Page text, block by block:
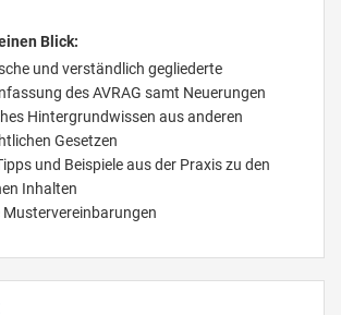
Blick:
und verständlich gegliederte
des AVRAG samt Neuerungen
Hintergrundwissen aus anderen
Gesetzen
und Beispiele aus der Praxis zu den
Inhalten
Mustervereinbarungen